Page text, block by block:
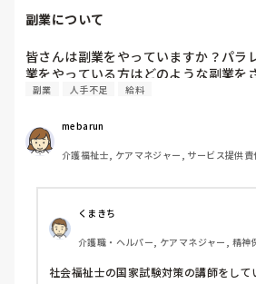
工夫と改良が必要かと思います。（どの
単発で来ていただいて、「この方なら
思われたら、限定公開や指名オファーを
いと思います。
副業について
皆さんは副業をやっていますか？パラ
業をやっている方はどのような副業を
副業 人手不足 給料
mebarun
介護福祉士, ケアマネジャー, サービス提供
くまきち
介護職・ヘルパー, ケアマネジャー, 精神
社会福祉士の国家試験対策の講師をして